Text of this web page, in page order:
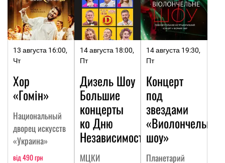
13 августа 16:00,
Чт
Хор
«Гомін»
Национальный
дворец искусств
«Украина»
від 490 грн
14 августа 18:00,
Пт
Дизель Шоу
Большие
концерты
ко Дню
Независимости
МЦКИ
14 августа 19:30,
Пт
Концерт
под
звездами
«Виолончельное
шоу»
Планетарий